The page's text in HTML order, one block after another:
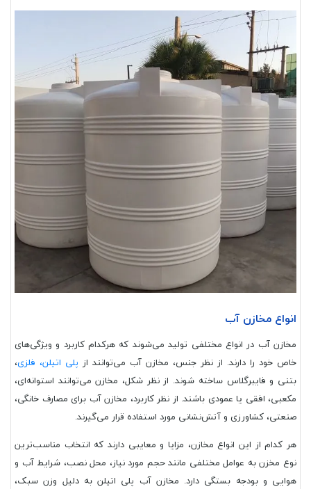
انواع مخازن آب
مخازن آب در انواع مختلفی تولید می‌شوند که هرکدام کاربرد و ویژگی‌های
خاص خود را دارند. از نظر جنس، مخازن آب می‌توانند از پلی اتیلن، فلزی،
بتنی و فایبرگلاس ساخته شوند. از نظر شکل، مخازن می‌توانند استوانه‌ای،
مکعبی، افقی یا عمودی باشند. از نظر کاربرد، مخازن آب برای مصارف خانگی،
صنعتی، کشاورزی و آتش‌نشانی مورد استفاده قرار می‌گیرند.
هر کدام از این انواع مخازن، مزایا و معایبی دارند که انتخاب مناسب‌ترین
نوع مخزن به عوامل مختلفی مانند حجم مورد نیاز، محل نصب، شرایط آب و
هوایی و بودجه بستگی دارد. مخازن آب پلی اتیلن به دلیل وزن سبک،